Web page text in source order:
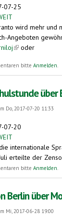
07-25
wird mehr
Angeboten
(link is external)
oder
Esperanto: App
bitte Anmelden.
Do, 2017-07-20 11:33
07-20
internationale
erteilte der
über
bitte Anmelden.
Berlin über
Mi, 2017-06-28 19:00